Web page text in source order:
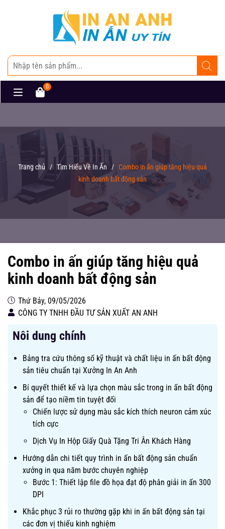
0
Trang chủ / Tìm Hiểu Về In Ấn /
Combo in ấn giúp tăng hiệu quả
kinh doanh bất động sản
Combo in ấn giúp tăng hiệu quả
kinh doanh bất động sản
Thứ Bảy, 09/05/2026
CÔNG TY TNHH ĐẦU TƯ SẢN XUẤT AN ANH
Nôi dung chính
Bảng tra cứu thông số kỹ thuật và chất liệu in ấn bất động
sản tiêu chuẩn tại Xưởng In An Anh
Bí quyết thiết kế và lựa chọn màu sắc trong in ấn bất động
sản để tạo niềm tin tuyệt đối
Chiến lược sử dụng màu sắc kích thích neuron cảm xúc
tích cực
Dịch Vụ In Hộp Giấy Quà Tặng Tri Ân Khách Hàng
Hướng dẫn chi tiết quy trình in ấn bất động sản chuẩn
xưởng in qua năm bước chuyên nghiệp
Bước 1: Thiết lập file đồ họa đạt độ phân giải in ấn 300
DPI
Khắc phục 3 rủi ro thường gặp khi in ấn bất động sản tại
các đơn vị thiếu kinh nghiệm